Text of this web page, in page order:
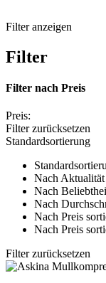
Filter anzeigen
Filter
Filter nach Preis
Preis:
Filter zurücksetzen
Standardsortierung
Nach Aktualität
Nach
Nach
Nach Preis
Nach Preis
Filter zurücksetzen